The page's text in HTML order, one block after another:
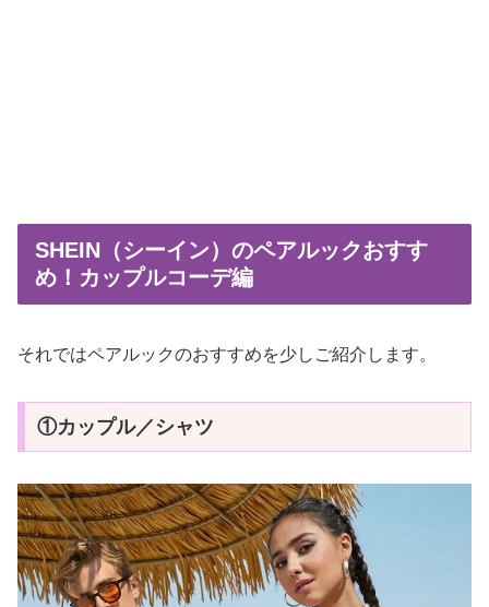
SHEIN（シーイン）のペアルックおすす
め！カップルコーデ編
それではペアルックのおすすめを少しご紹介します。
①カップル／シャツ